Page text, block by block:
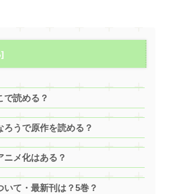
で読める？
ろうで原作を読める？
ニメ化はある？
いて・最新刊は？5巻？